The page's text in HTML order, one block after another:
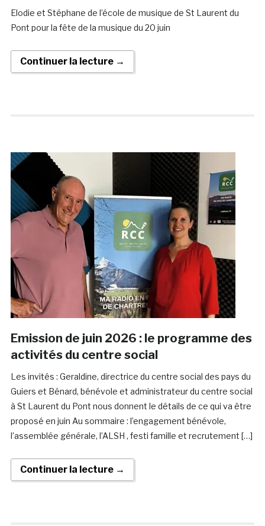
Elodie et Stéphane de l’école de musique de St Laurent du
Pont pour la fête de la musique du 20 juin
Continuer la lecture →
Emission de juin 2026 : le programme des
activités du centre social
Les invités : Geraldine, directrice du centre social des pays du
Guiers et Bénard, bénévole et administrateur du centre social
à St Laurent du Pont nous donnent le détails de ce qui va être
proposé en juin Au sommaire : l’engagement bénévole,
l’assemblée générale, l’ALSH , festi famille et recrutement […]
Continuer la lecture →